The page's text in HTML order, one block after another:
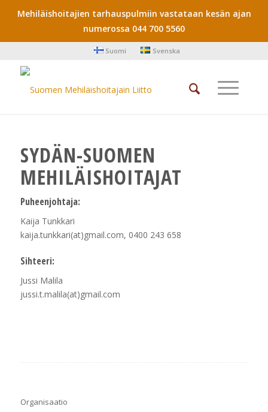
Mehiläishoitajien tarhauspulmiin vastataan kesän ajan
numerossa 044 700 5560
Suomi Svenska
SYDÄN-SUOMEN
MEHILÄISHOITAJAT
Puheenjohtaja:
Kaija Tunkkari
kaija.tunkkari(at)gmail.com, 0400 243 658
Sihteeri:
Jussi Malila
jussi.t.malila(at)gmail.com
Organisaatio